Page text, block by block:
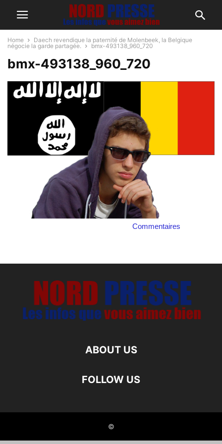
Home
Daech revendique la paternité de Molenbeek, la Belgique
négocie la garde partagée.
bmx-493138_960_720
bmx-493138_960_720
Commentaires
ABOUT US
FOLLOW US
©